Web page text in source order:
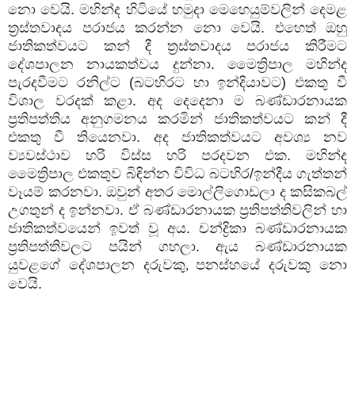
නො වෙයි. මහින්ද හිටියේ හමුදා මෙහෙයුම්වලින් දෙමළ
ත්‍රස්තවාදය පරාජය කරන්න නො වෙයි. එහෙත් ඔහු
ජාතිකත්වයට කන් දී ත්‍රස්තවාදය පරාජය කිරීමට
දේශපාලන නායකත්වය දුන්නා. මෛත්‍රිපාල මහින්ද
පැරදවීමට රනිල්ට (බටහිරට හා ඉන්දියාවට) එකතු වී
විශාල වරදක් කළා. අද දෙදෙනා ම බණ්ඩාරනායක
ප්‍රතිපත්තිය අනුගමනය කරමින් ජාතිකත්වයට කන් දී
එකතු වී තියෙනවා. අද ජාතිකත්වයට අවශ්‍ය නව
ව්‍යවස්ථාව හරි විස්ස හරි පරදවන එක. මහින්ද
මෛත්‍රිපාල එකතුව බිඳින්න විවිධ බටහිර/ඉන්දීය ගැත්තන්
වෑයම් කරනවා. ඔවුන් අතර මොල්ලිගොඩලා ද කසිකබල්
උගතුන් ද ඉන්නවා. ඒ බණ්ඩාරනායක ප්‍රතිපත්තිවලින් හා
ජාතිකත්වයෙන් ඉවත් වූ අය. චන්ද්‍රිකා බණ්ඩාරනායක
ප්‍රතිපත්තිවලට පයින් ගහලා. ඇය බණ්ඩාරනායක
යුවළගේ දේශපාලන දරුවකු,පනස්හයේ දරුවකු නො
වෙයි.